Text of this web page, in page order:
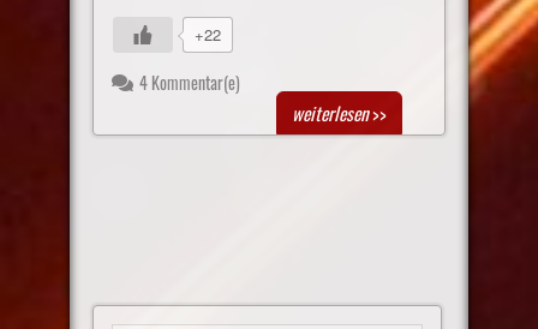
+22
4 Kommentar(e)
weiterlesen>>